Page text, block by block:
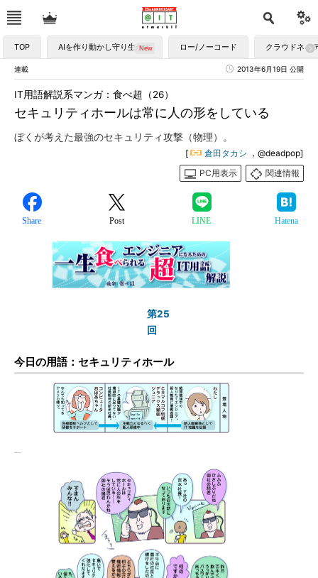
TOP AIを作り動かし守り生かす ロー/ノーコード クラウドネイ
連載 2013年6月19日 公開
セキュリティホールは常に人の形をしている
IT用語解説系マンガ：食べ超（26）
ぼくが考えた最強のセキュリティ攻撃（物理）。
[ 倉田タカシ ，@deadpop]
PC用表示
関連情報
Share Post LINE Hatena
第25
回
今日の用語：セキュリティホール